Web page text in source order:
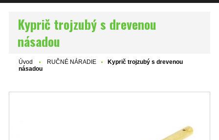
Kyprič trojzubý s drevenou
násadou
Úvod RUČNÉ NÁRADIE
Kyprič trojzubý s drevenou
násadou